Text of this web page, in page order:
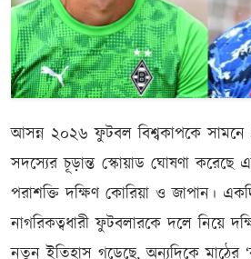
আসন্ন ২০২৬ ফুটবল বিশ্বকাপকে সামনে
সদস্যের চূড়ান্ত স্কোয়াড ঘোষণা করেছে
পরাশক্তি দক্ষিণ কোরিয়া ও জাপান।
নাগরিকত্বধারী ফুটবলারকে দলে নিয়ে